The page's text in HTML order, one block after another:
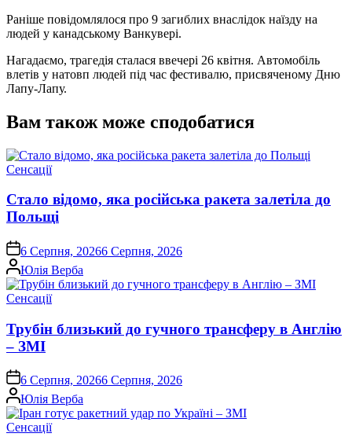
Раніше повідомлялося про 9 загиблих внаслідок наїзду на
людей у канадському Ванкувері.
Нагадаємо, трагедія сталася ввечері 26 квітня. Автомобіль
влетів у натовп людей під час фестивалю, присвяченому Дню
Лапу-Лапу.
Вам також може сподобатися
Опублікувати
Сенсації
Стало відомо, яка російська ракета залетіла до
Польщі
on6 Серпня, 20266 Серпня, 2026
Опубліковано
Юлія Верба
Опублікувати
Сенсації
Трубін близький до гучного трансферу в Англію
– ЗМІ
on6 Серпня, 20266 Серпня, 2026
Опубліковано
Юлія Верба
Опублікувати
Сенсації